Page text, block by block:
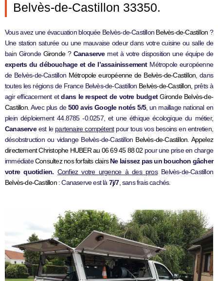
Belvès-de-Castillon 33350.
Vous avez une évacuation bloquée Belvès-de-Castillon Belvès-de-Castillon ?
Une station saturée ou une mauvaise odeur dans votre cuisine ou salle de
bain Gironde Gironde? Canaservemet à votre disposition une équipe de
experts du débouchage et de l’assainissementMétropole européenne
de Belvès-de-Castillon Métropole européenne de Belvès-de-Castillon, dans
toutes les régions de France Belvès-de-Castillon Belvès-de-Castillon, prêts à
agir efficacement etdans le respect de votre budget Gironde Belvès-de-
Castillon. Avec plus de500 avis Google notés 5/5, un maillage national en
plein déploiement 44.8785 -0.0257, et une éthique écologique du métier,
Canaserveest le partenaire compétentpour tous vos besoins en entretien,
désobstruction ou vidange Belvès-de-Castillon Belvès-de-Castillon. Appelez
directement Christophe HUBER au 06 69 45 88 02 pour une prise en charge
immédiateConsultez nos forfaits clairs Ne laissez pas un bouchon gâcher
votre quotidien. Confiez votre urgence à des prosBelvès-de-Castillon
Belvès-de-Castillon: Canaserve est là7j/7, sans frais cachés.